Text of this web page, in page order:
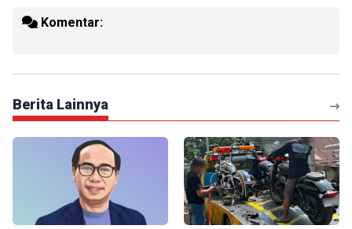
Komentar:
Berita Lainnya